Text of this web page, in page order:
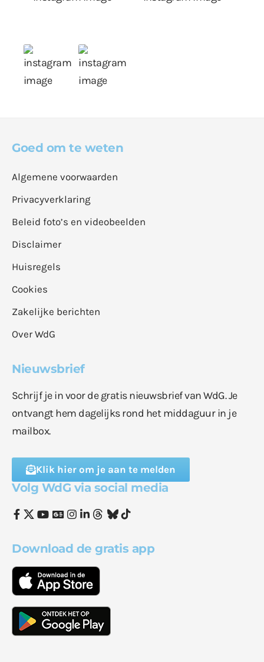
Goed om te weten
Algemene voorwaarden
Privacyverklaring
Beleid foto’s en videobeelden
Disclaimer
Huisregels
Cookies
Zakelijke berichten
Over WdG
Nieuwsbrief
Schrijf je in voor de gratis nieuwsbrief van WdG. Je
ontvangt hem dagelijks rond het middaguur in je
mailbox.
Klik hier om je aan te melden
Volg WdG via social media
Download de gratis app